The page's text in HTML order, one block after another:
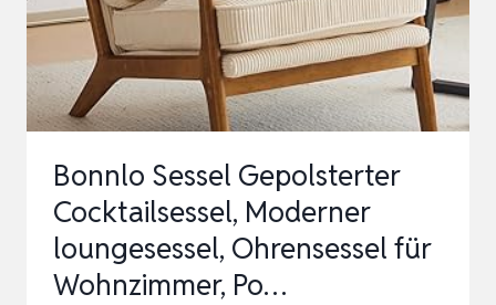
SESSEL
MIT
KNOPFSTEPPUNG,
LOUN…
Bonnlo Sessel Gepolsterter
Cocktailsessel, Moderner
loungesessel, Ohrensessel für
Wohnzimmer, Po…